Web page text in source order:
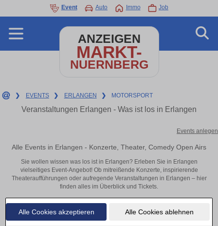
Alle Cookies akzeptieren Alle Cookies ablehnen
Event Auto Immo Job
ANZEIGEN
MARKT-
NUERNBERG
❯ EVENTS ❯ ERLANGEN ❯ MOTORSPORT
Veranstaltungen Erlangen - Was ist los in Erlangen
Events anlegen
Alle Events in Erlangen - Konzerte, Theater, Comedy Open Airs
Sie wollen wissen was los ist in Erlangen? Erleben Sie in Erlangen
vielseitiges Event-Angebot! Ob mitreißende Konzerte, inspirierende
Theateraufführungen oder aufregende Veranstaltungen in Erlangen – hier
finden alles im Überblick und Tickets.